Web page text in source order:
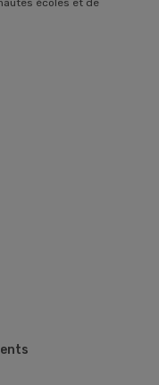
écoles et de